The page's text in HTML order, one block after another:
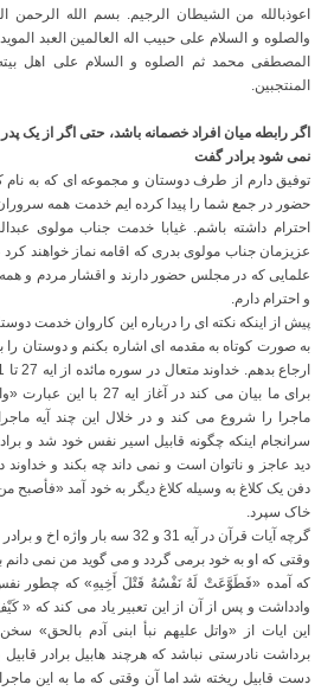
اعوذبالله من الشیطان الرجیم. بسم الله الرحمن
والصلوه و السلام علی حبیب اله العالمین العبد
المصطفی محمد ثم الصلوه و السلام علی اهل
المنتجبین.
اگر رابطه میان افراد خصمانه باشد، حتی اگر از یک پدر
نمی شود برادر گفت
توفیق دارم از طرف دوستان و مجموعه ای که به نام
حضور در جمع شما را پیدا کرده ایم خدمت همه
احترام داشته باشم. غیابا خدمت جناب مولوی
عزیزمان جناب مولوی بدری که اقامه نماز خواهند
علمایی که در مجلس حضور دارند و اقشار مردم و
و احترام دارم.
پیش از اینکه نکته ای را درباره این کاروان خدمت
به صورت کوتاه به مقدمه ای اشاره بکنم و دوستان را
برای ما بیان می کند در آغاز
ماجرا را شروع می کند و در خلال این چند آیه
سرانجام اینکه چگونه قابیل اسیر نفس خود شد و
دید عاجز و ناتوان است و نمی داند چه بکند و خداوند
دفن یک کلاغ به وسیله کلاغ دیگر به خود آمد «فأصبح
خاک سپرد.
گرچه آیات قرآن در آیه 31 و 32 سه
وقتی که او به خود برمی گردد و می گوید من نمی دانم
که آمده «فَطَوَّعَتْ لَهُ نَفْسُهُ قَتْلَ أَخِیهِ» که چطور
وادداشت و پس از آن از این تعبیر یاد می کند که «
این ایات از «واتل علیهم نبأ ابنی آدم بالحق»
برداشت نادرستی نباشد که هرچند هابیل برادر
دست قابیل ریخته شد اما آن وقتی که ما به این